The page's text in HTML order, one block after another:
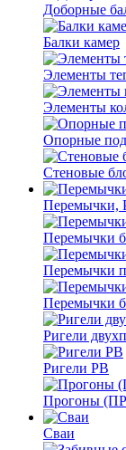
Доборные
Балки камер
Элементы
Элементы
Опорные
Стеновые
Перемычки,
Перемычки
Перемычки
Перемычки
Ригели
Ригели РВ
Прогоны
Сваи